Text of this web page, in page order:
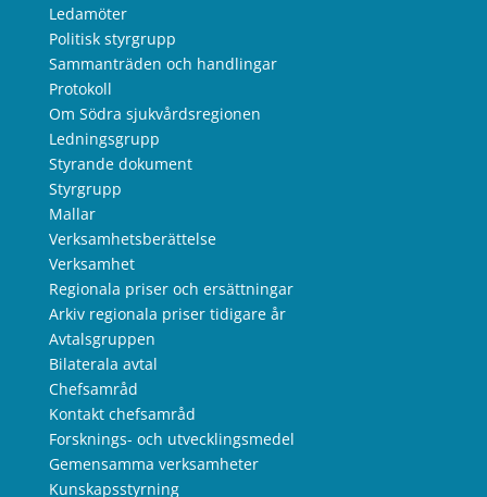
Ledamöter
Politisk styrgrupp
Sammanträden och handlingar
Protokoll
Om Södra sjukvårdsregionen
Ledningsgrupp
Styrande dokument
Styrgrupp
Mallar
Verksamhetsberättelse
Verksamhet
Regionala priser och ersättningar
Arkiv regionala priser tidigare år
Avtalsgruppen
Bilaterala avtal
Chefsamråd
Kontakt chefsamråd
Forsknings- och utvecklingsmedel
Gemensamma verksamheter
Kunskapsstyrning